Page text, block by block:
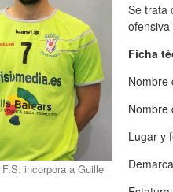
incorpora a Guille
Se trata
Ficha
Nombre
Nombre
Lugar y